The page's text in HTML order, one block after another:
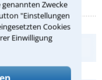
Zwecke
"Einstellungen
Cookies
Einwilligung
sollte